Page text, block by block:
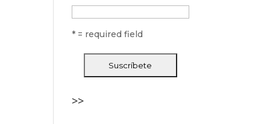
* = required field
>>